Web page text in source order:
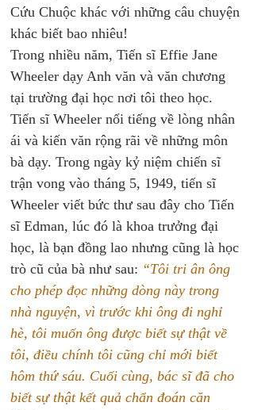
Cứu Chuộc khác với những câu chuyện
khác biết bao nhiêu!
Trong nhiều năm, Tiến sĩ Effie Jane
Wheeler dạy Anh văn và văn chương
tại trường đại học nơi tôi theo học.
Tiến sĩ Wheeler nổi tiếng về lòng nhân
ái và kiến văn rộng rãi về những môn
bà dạy. Trong ngày kỷ niệm chiến sĩ
trận vong vào tháng 5, 1949, tiến sĩ
Wheeler viết bức thư sau đây cho Tiến
sĩ Edman, lúc đó là khoa trưởng đại
học, là bạn đồng lao nhưng cũng là học
trò cũ của bà như sau: “Tôi tri ân ông
cho phép đọc những dòng này trong
nhà nguyện, vì trước khi ông đi nghỉ
hè, tôi muốn ông được biết sự thật về
tôi, điều chính tôi cũng chỉ mới biết
hôm thứ sáu. Cuối cùng, bác sĩ đã cho
biết sự thật kết quả chẩn đoán căn